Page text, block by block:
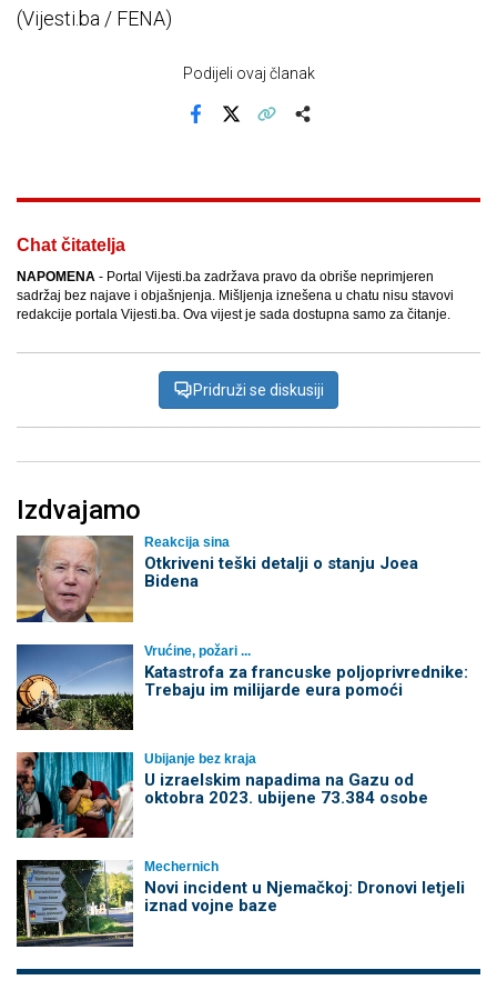
(Vijesti.ba / FENA)
Podijeli ovaj članak
Chat čitatelja
NAPOMENA - Portal Vijesti.ba zadržava pravo da obriše neprimjeren
sadržaj bez najave i objašnjenja. Mišljenja iznešena u chatu nisu stavovi
redakcije portala Vijesti.ba. Ova vijest je sada dostupna samo za čitanje.
Pridruži se diskusiji
Izdvajamo
Reakcija sina
Otkriveni teški detalji o stanju Joea
Bidena
Vrućine, požari ...
Katastrofa za francuske poljoprivrednike:
Trebaju im milijarde eura pomoći
Ubijanje bez kraja
U izraelskim napadima na Gazu od
oktobra 2023. ubijene 73.384 osobe
Mechernich
Novi incident u Njemačkoj: Dronovi letjeli
iznad vojne baze